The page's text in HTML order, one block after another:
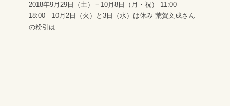
2018年9月29日（土）－10月8日（月・祝） 11:00-
18:00 10月2日（火）と3日（水）は休み 荒賀文成さん
の粉引は...